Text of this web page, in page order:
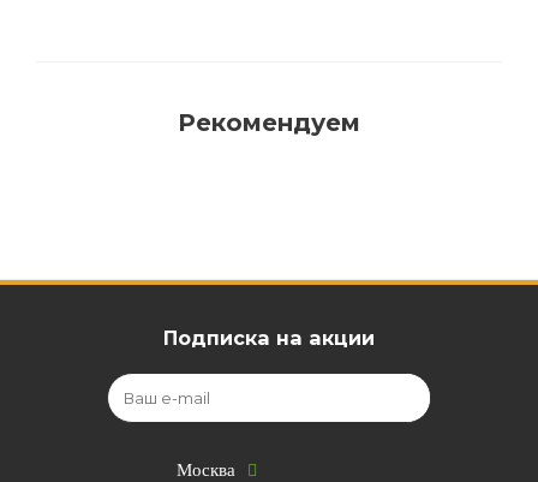
Рекомендуем
Подписка на акции
Москва